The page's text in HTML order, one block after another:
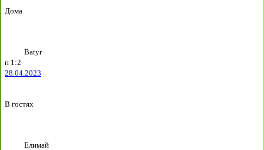
Дома
Batyr
п 1:2
28.04.2023
В гостях
Елимай